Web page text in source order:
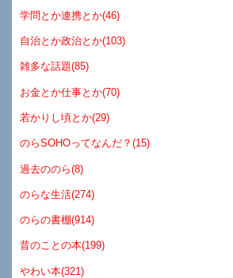
学問とか連携とか(46)
自治とか政治とか(103)
雑多な話題(85)
お金とか仕事とか(70)
若かりし頃とか(29)
のらSOHOってなんだ？(15)
過去ののら(8)
のらな生活(274)
のらの書棚(914)
昔のことの本(199)
やわい本(321)